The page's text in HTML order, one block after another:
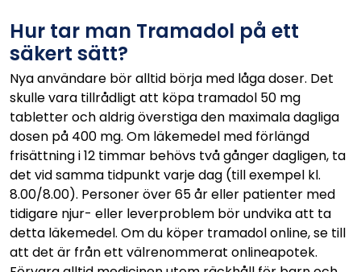
Hur tar man Tramadol på ett
säkert sätt?
Nya användare bör alltid börja med låga doser. Det
skulle vara tillrådligt att köpa tramadol 50 mg
tabletter och aldrig överstiga den maximala dagliga
dosen på 400 mg. Om läkemedel med förlängd
frisättning i 12 timmar behövs två gånger dagligen, ta
det vid samma tidpunkt varje dag (till exempel kl.
8.00/8.00). Personer över 65 år eller patienter med
tidigare njur- eller leverproblem bör undvika att ta
detta läkemedel. Om du köper tramadol online, se till
att det är från ett välrenommerat onlineapotek.